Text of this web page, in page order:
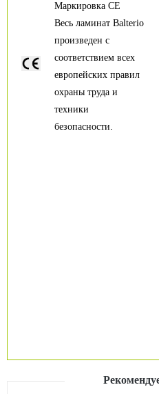
Маркировка CE
Весь ламинат Balterio
произведен с
соответствием всех
европейских правил
охраны труда и
техники
безопасности.